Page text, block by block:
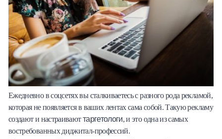
Ежедневно в соцсетях вы сталкиваетесь с разного рода рекламой,
которая не появляется в ваших лентах сама собой. Такую рекламу
создают и настраиваюттаргетологи, и это одна из самых
востребованных диджитал-профессий.